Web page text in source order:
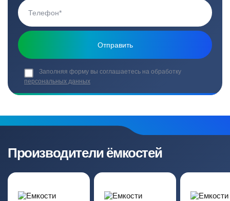
Заполняя форму вы соглашаетесь на обработку
персональных данных
Производители ёмкостей